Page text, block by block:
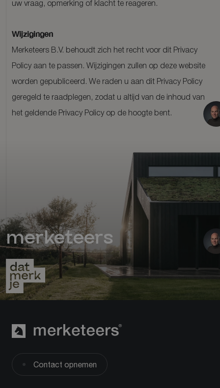
uw vraag, opmerking of klacht te reageren.
Wijzigingen
Merketeers B.V. behoudt zich het recht voor dit Privacy
Policy aan te passen. Wijzigingen zullen op deze website
worden gepubliceerd. We raden u aan dit Privacy Policy
geregeld te raadplegen, zodat u altijd van de inhoud van
het geldende Privacy Policy op de hoogte bent.
merketeers
Contact opnemen